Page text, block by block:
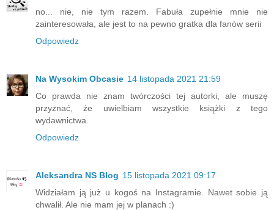
no... nie, nie tym razem. Fabuła zupełnie mnie nie
zainteresowała, ale jest to na pewno gratka dla fanów serii
Odpowiedz
Na Wysokim Obcasie 14 listopada 2021 21:59
Co prawda nie znam twórczości tej autorki, ale muszę
przyznać, że uwielbiam wszystkie książki z tego
wydawnictwa.
Odpowiedz
Aleksandra NS Blog 15 listopada 2021 09:17
Widziałam ją już u kogoś na Instagramie. Nawet sobie ją
chwalił. Ale nie mam jej w planach :)